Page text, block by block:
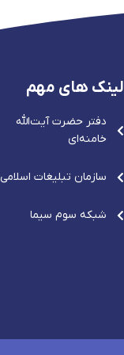
لینک های مهم
دفتر حضرت آيت‌الله‌
خامنه‌ای
سازمان تبلیغات اسلامی
شبکه سوم سیما